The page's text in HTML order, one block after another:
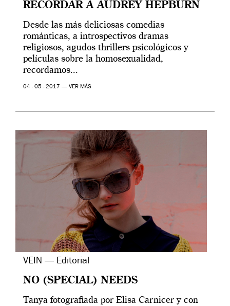
RECORDAR A AUDREY HEPBURN
Desde las más deliciosas comedias
románticas, a introspectivos dramas
religiosos, agudos thrillers psicológicos y
películas sobre la homosexualidad,
recordamos...
04 - 05 - 2017 — VER MÁS
VEIN — Editorial
NO (SPECIAL) NEEDS
Tanya fotografiada por Elisa Carnicer y con